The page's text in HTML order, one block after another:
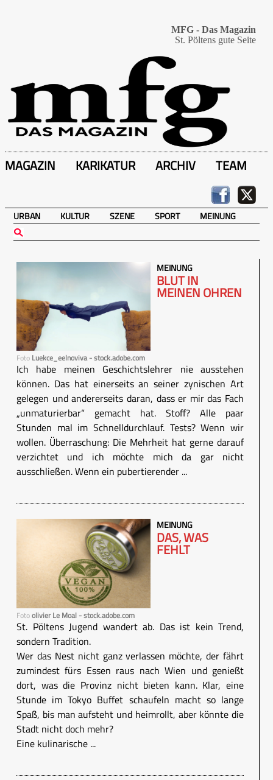
MFG - Das Magazin
St. Pöltens gute Seite
MAGAZIN KARIKATUR ARCHIV TEAM
URBAN KULTUR SZENE SPORT MEINUNG
Foto Luekce_eelnoviva - stock.adobe.com
MEINUNG
BLUT IN
MEINEN OHREN
Ich habe meinen Geschichtslehrer nie ausstehen
können. Das hat einerseits an seiner zynischen Art
gelegen und andererseits daran, dass er mir das Fach
„unmaturierbar“ gemacht hat. Stoff? Alle paar
Stunden mal im Schnelldurchlauf. Tests? Wenn wir
wollen. Überraschung: Die Mehrheit hat gerne darauf
verzichtet und ich möchte mich da gar nicht
ausschließen. Wenn ein pubertierender ...
Fotoolivier Le Moal - stock.adobe.com
MEINUNG
DAS, WAS
FEHLT
St. Pöltens Jugend wandert ab. Das ist kein Trend,
sondern Tradition.
Wer das Nest nicht ganz verlassen möchte, der fährt
zumindest fürs Essen raus nach Wien und genießt
dort, was die Provinz nicht bieten kann. Klar, eine
Stunde im Tokyo Buffet schaufeln macht so lange
Spaß, bis man aufsteht und heimrollt, aber könnte die
Stadt nicht doch mehr?
Eine kulinarische ...